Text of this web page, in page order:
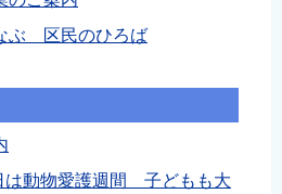
ぶ 区民のひろば
は動物愛護週間 子どもも大